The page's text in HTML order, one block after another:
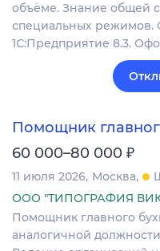
объёме. Знание общей
специальных режимов.
1С:Предприятие 8.3.
Помощник
60 000–80 000 ₽
11 июля 2026 Москва
ООО "ТИПОГРАФИЯ
Помощник главного
аналогичной